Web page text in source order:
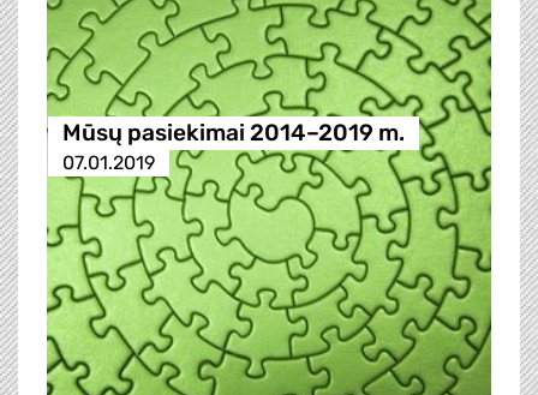
Mūsų pasiekimai 2014–2019 m.
07.01.2019